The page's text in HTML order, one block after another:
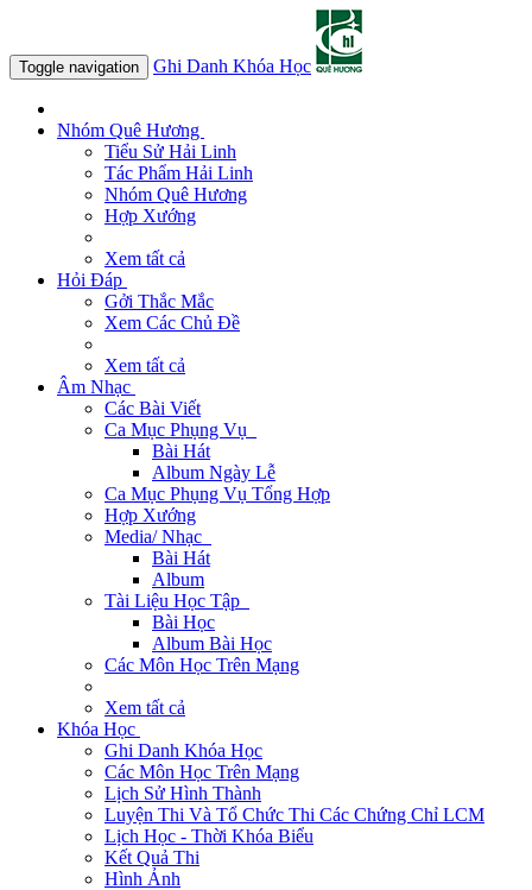
Toggle navigation Ghi Danh Khóa Học
Nhóm Quê Hương
Tiểu Sử Hải Linh
Tác Phẩm Hải Linh
Nhóm Quê Hương
Hợp Xướng
Xem tất cả
Hỏi Đáp
Gởi Thắc Mắc
Xem Các Chủ Đề
Xem tất cả
Âm Nhạc
Các Bài Viết
Ca Mục Phụng Vụ
Bài Hát
Album Ngày Lễ
Ca Mục Phụng Vụ Tổng Hợp
Hợp Xướng
Media/ Nhạc
Bài Hát
Album
Tài Liệu Học Tập
Bài Học
Album Bài Học
Các Môn Học Trên Mạng
Xem tất cả
Khóa Học
Ghi Danh Khóa Học
Các Môn Học Trên Mạng
Lịch Sử Hình Thành
Luyện Thi Và Tổ Chức Thi Các Chứng Chỉ LCM
Lịch Học - Thời Khóa Biểu
Kết Quả Thi
Hình Ảnh